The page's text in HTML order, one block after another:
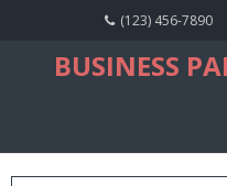
(123) 456-7890
BUSINESS